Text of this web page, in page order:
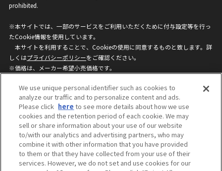
prohibited.
※本サイトでは、一部のサービスをご利用いただくために付与設定等を行っ
たCookie情報を使用しています。
本サイトを利用することで、Cookieの使用に同意するものと致します。詳
しくはプライバシーポリシーをご確認ください。
※価格は、メーカー希望小売価格です。
ざいますのでご了承ください。
privacypolicy
Do Not Sell or Share My
Personal Information
ウェブサイトご利用条件
ソーシャルメディアポリシー
個人情報保護方針
お問い合わせ
We use unique personal identifier such as cookies to
analyze our traffic and to personalize content and ads.
Please click here to see more details about how we use
cookies and the retention period of each cookie. We may
sell or share information about your use of our website
to/with our analytics and advertising partners, who may
combine it with other information that you have provided
to them or that they have collected from your use of their
services. However, we do not set and use cookies for our